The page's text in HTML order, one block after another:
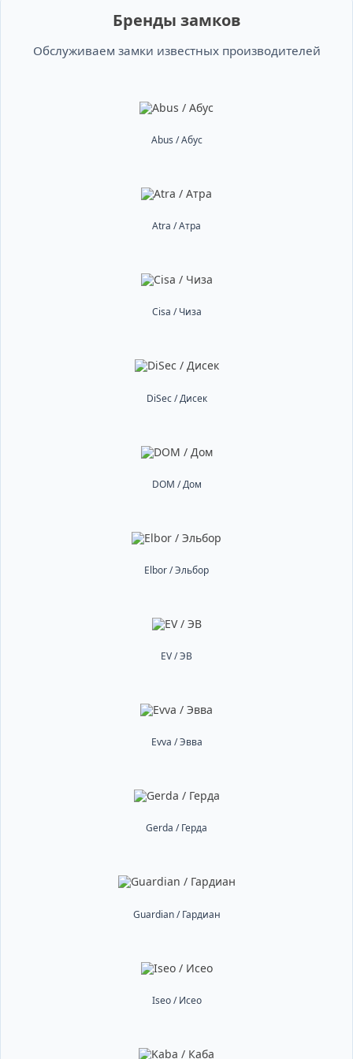
Бренды замков
Обслуживаем замки известных производителей
Abus / Абус
Atra / Атра
Cisa / Чиза
DiSec / Дисек
DOM / Дом
Elbor / Эльбор
EV / ЭВ
Evva / Эвва
Gerda / Герда
Guardian / Гардиан
Iseo / Исео